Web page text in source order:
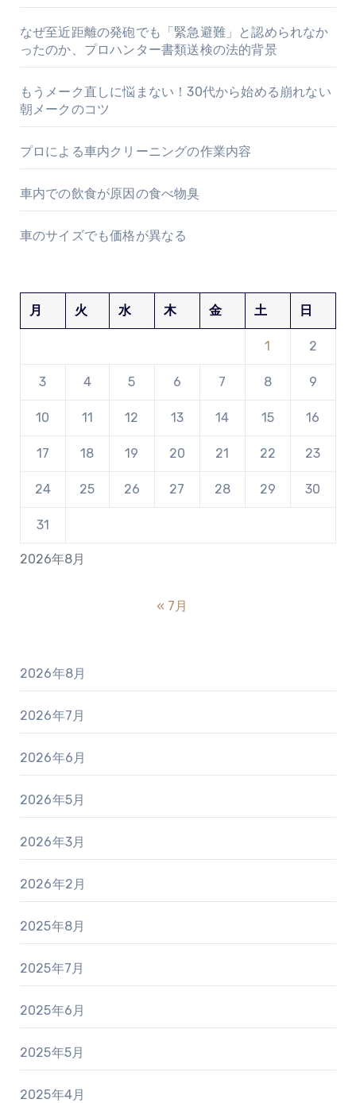
なぜ至近距離の発砲でも「緊急避難」と認められなか
ったのか、プロハンター書類送検の法的背景
もうメーク直しに悩まない！30代から始める崩れない
朝メークのコツ
プロによる車内クリーニングの作業内容
車内での飲食が原因の食べ物臭
車のサイズでも価格が異なる
2026年8月
月 火 水 木 金 土 日
1 2
3 4 5 6 7 8 9
10 11 12 13 14 15 16
17 18 19 20 21 22 23
24 25 26 27 28 29 30
31
« 7月
2026年8月
2026年7月
2026年6月
2026年5月
2026年3月
2026年2月
2025年8月
2025年7月
2025年6月
2025年5月
2025年4月